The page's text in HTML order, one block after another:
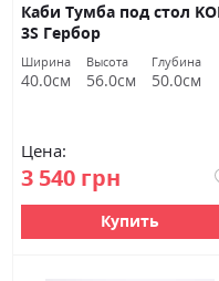
Каби Тумба под стол
3S Гербор
Ширина
40.0см
Высота
56.0см
Глубина
50.0см
Цена:
3 540 грн
Купить